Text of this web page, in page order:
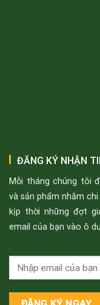
ĐĂNG KÝ NHẬN
Mỗi tháng chúng tôi
và sản phẩm nhằm
kịp thời những đợt
email của bạn vào ô